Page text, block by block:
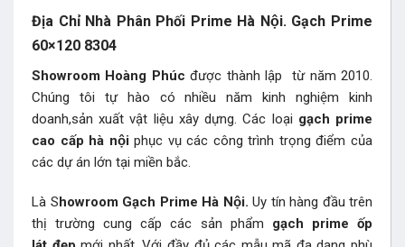
Địa Chỉ Nhà Phân Phối Prime Hà Nội. Gạch Prime
60×120 8304
Showroom Hoàng Phúc được thành lập từ năm 2010.
Chúng tôi tự hào có nhiều năm kinh nghiệm kinh
doanh,sản xuất vật liệu xây dựng. Các loại gạch prime
cao cấp hà nộiphục vụ các công trình trọng điểm của
các dự án lớn tại miền bắc.
Là Showroom Gạch Prime Hà Nội. Uy tín hàng đầu trên
thị trường cung cấp các sản phẩm gạch prime ốp